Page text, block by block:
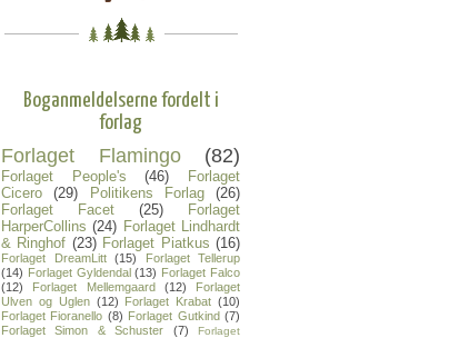
Boganmeldelserne fordelt i
forlag
Forlaget Flamingo (82)
Forlaget People's (46)
Forlaget
Cicero
(29) Politikens Forlag
(26)
Forlaget Facet
(25)
Forlaget
HarperCollins (24) Forlaget Lindhardt
& Ringhof (23) Forlaget Piatkus (16)
Forlaget DreamLitt (15)
Forlaget Tellerup
(14) Forlaget Gyldendal (13) Forlaget Falco
(12)
Forlaget Mellemgaard (12)
Forlaget
Ulven og Uglen (12) Forlaget Krabat (10)
Forlaget Fioranello (8) Forlaget Gutkind (7)
Forlaget Simon & Schuster
(7)
Forlaget